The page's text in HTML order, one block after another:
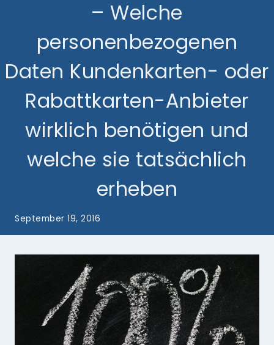
– Welche
personenbezogenen
Daten Kundenkarten- oder
Rabattkarten-Anbieter
wirklich benötigen und
welche sie tatsächlich
erheben
September 19, 2016